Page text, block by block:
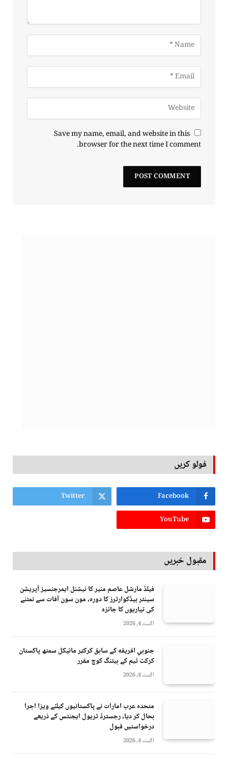
Save my name, email, and website in this
browser for the next time I comment.
فولو کریں
Facebook
Twitter
YouTube
مقبول خبریں
فیلڈ مارشل عاصم منیر کا نیشنل ایمرجنسیز آپریشن
سینٹر ہیڈکوارٹرز کا دورہ، مون سون آفات سے نمٹنے
کی تیاریوں کا جائزہ
اگست 4, 2026
جنوبي افريقه کے سابق کرکټر مائیکل سمتھ پاکستان
کرکٹ ٹیم کے بیٹنگ کوچ مقرر
اگست 4, 2026
متحدہ عرب امارات نے پاکستانیوں کیلئے ویزا اجرا
بحال کر دیا، رجسٹرڈ ٹریول ایجنٹس کے ذریعے
درخواستیں قبول
اگست 4, 2026